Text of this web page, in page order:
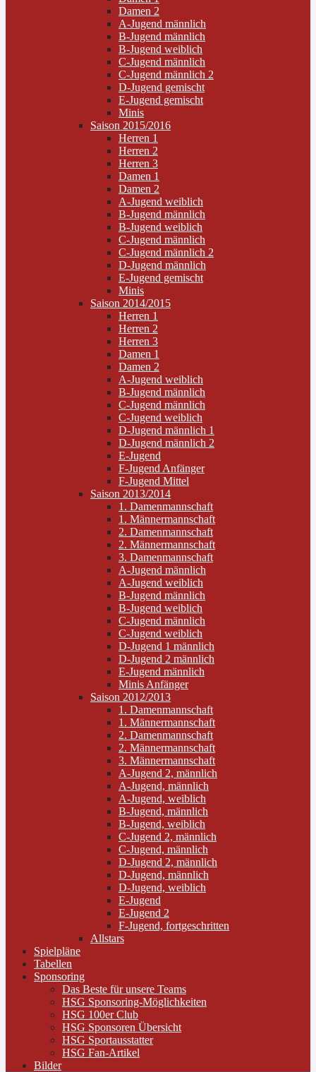
Damen 2
A-Jugend männlich
B-Jugend männlich
B-Jugend weiblich
C-Jugend männlich
C-Jugend männlich 2
D-Jugend gemischt
E-Jugend gemischt
Minis
Saison 2015/2016
Herren 1
Herren 2
Herren 3
Damen 1
Damen 2
A-Jugend weiblich
B-Jugend männlich
B-Jugend weiblich
C-Jugend männlich
C-Jugend männlich 2
D-Jugend männlich
E-Jugend gemischt
Minis
Saison 2014/2015
Herren 1
Herren 2
Herren 3
Damen 1
Damen 2
A-Jugend weiblich
B-Jugend männlich
C-Jugend männlich
C-Jugend weiblich
D-Jugend männlich 1
D-Jugend männlich 2
E-Jugend
F-Jugend Anfänger
F-Jugend Mittel
Saison 2013/2014
1. Damenmannschaft
1. Männermannschaft
2. Damenmannschaft
2. Männermannschaft
3. Damenmannschaft
A-Jugend männlich
A-Jugend weiblich
B-Jugend männlich
B-Jugend weiblich
C-Jugend männlich
C-Jugend weiblich
D-Jugend 1 männlich
D-Jugend 2 männlich
E-Jugend männlich
Minis Anfänger
Saison 2012/2013
1. Damenmannschaft
1. Männermannschaft
2. Damenmannschaft
2. Männermannschaft
3. Männermannschaft
A-Jugend 2, männlich
A-Jugend, männlich
A-Jugend, weiblich
B-Jugend, männlich
B-Jugend, weiblich
C-Jugend 2, männlich
C-Jugend, männlich
D-Jugend 2, männlich
D-Jugend, männlich
D-Jugend, weiblich
E-Jugend
E-Jugend 2
F-Jugend, fortgeschritten
Allstars
Spielpläne
Tabellen
Sponsoring
Das Beste für unsere Teams
HSG Sponsoring-Möglichkeiten
HSG 100er Club
HSG Sponsoren Übersicht
HSG Sportausstatter
HSG Fan-Artikel
Bilder